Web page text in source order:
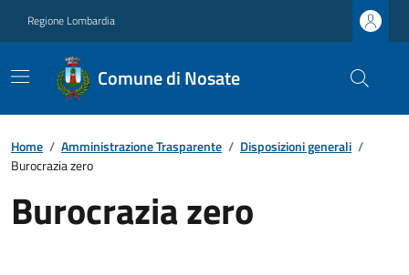
Regione Lombardia
Comune di Nosate
Home / Amministrazione Trasparente / Disposizioni generali /
Burocrazia zero
Burocrazia zero